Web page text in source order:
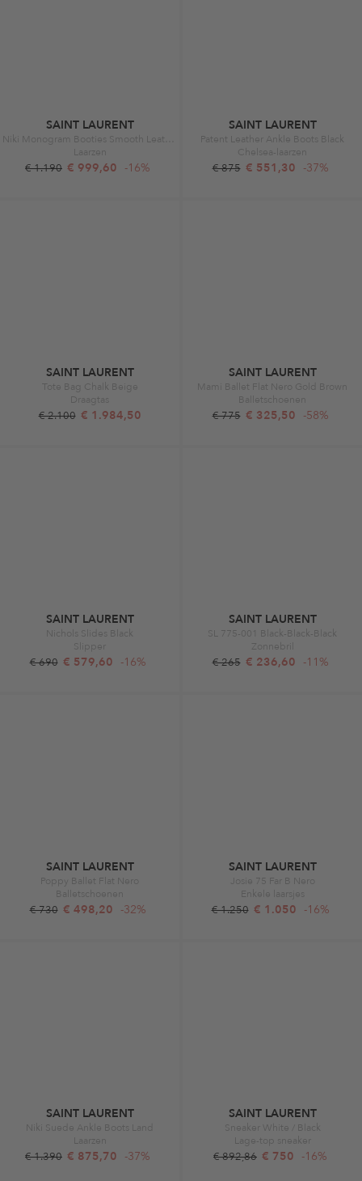
SAINT LAURENT
Laarzen
€ 1.190 € 999,60 -16%
SAINT LAURENT
Patent Leather Ankle Boots Black
Chelsea-laarzen
€ 875 € 551,30 -37%
SAINT LAURENT
Tote Bag Chalk Beige
Draagtas
€ 2.100 € 1.984,50
SAINT LAURENT
Mami Ballet Flat Nero Gold Brown
Balletschoenen
€ 775 € 325,50 -58%
SAINT LAURENT
Nichols Slides Black
Slipper
€ 690 € 579,60 -16%
SAINT LAURENT
SL 775-001 Black-Black-Black
Zonnebril
€ 265 € 236,60 -11%
SAINT LAURENT
Poppy Ballet Flat Nero
Balletschoenen
€ 730 € 498,20 -32%
SAINT LAURENT
Josie 75 Far B Nero
Enkele laarsjes
€ 1.250 € 1.050 -16%
SAINT LAURENT
Niki Suede Ankle Boots Land
Laarzen
€ 1.390 € 875,70 -37%
SAINT LAURENT
Sneaker White / Black
Lage-top sneaker
€ 892,86 € 750 -16%